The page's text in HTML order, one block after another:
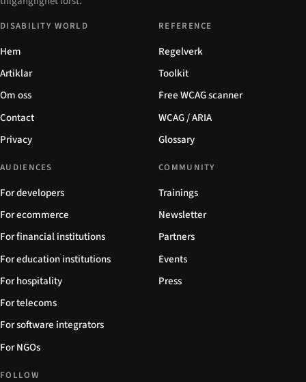
DISABILITY WORLD
Hem
Artiklar
Om oss
Contact
Privacy
REFERENCE
Regelverk
Toolkit
Free WCAG scanner
WCAG / ARIA
Glossary
AUDIENCES
For developers
For ecommerce
For financial institutions
For education institutions
For hospitality
For telecoms
For software integrators
For NGOs
COMMUNITY
Trainings
Newsletter
Partners
Events
Press
FOLLOW